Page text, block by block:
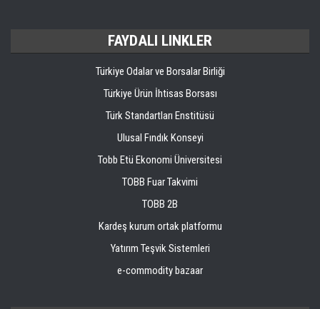
FAYDALI LINKLER
Türkiye Odalar ve Borsalar Birliği
Türkiye Ürün İhtisas Borsası
Türk Standartları Enstitüsü
Ulusal Fındık Konseyi
Tobb Etü Ekonomi Üniversitesi
TOBB Fuar Takvimi
TOBB 2B
Kardeş kurum ortak platformu
Yatırım Teşvik Sistemleri
e-commodity bazaar